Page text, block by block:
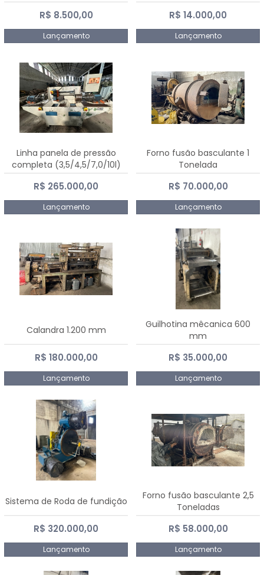
R$ 8.500,00
Lançamento
R$ 14.000,00
Lançamento
Linha panela de pressão
completa (3,5/4,5/7,0/10l)
R$ 265.000,00
Lançamento
Forno fusão basculante 1
Tonelada
R$ 70.000,00
Lançamento
Calandra 1.200 mm
R$ 180.000,00
Lançamento
Guilhotina mêcanica 600
mm
R$ 35.000,00
Lançamento
Sistema de Roda de fundição
R$ 320.000,00
Lançamento
Forno fusão basculante 2,5
Toneladas
R$ 58.000,00
Lançamento